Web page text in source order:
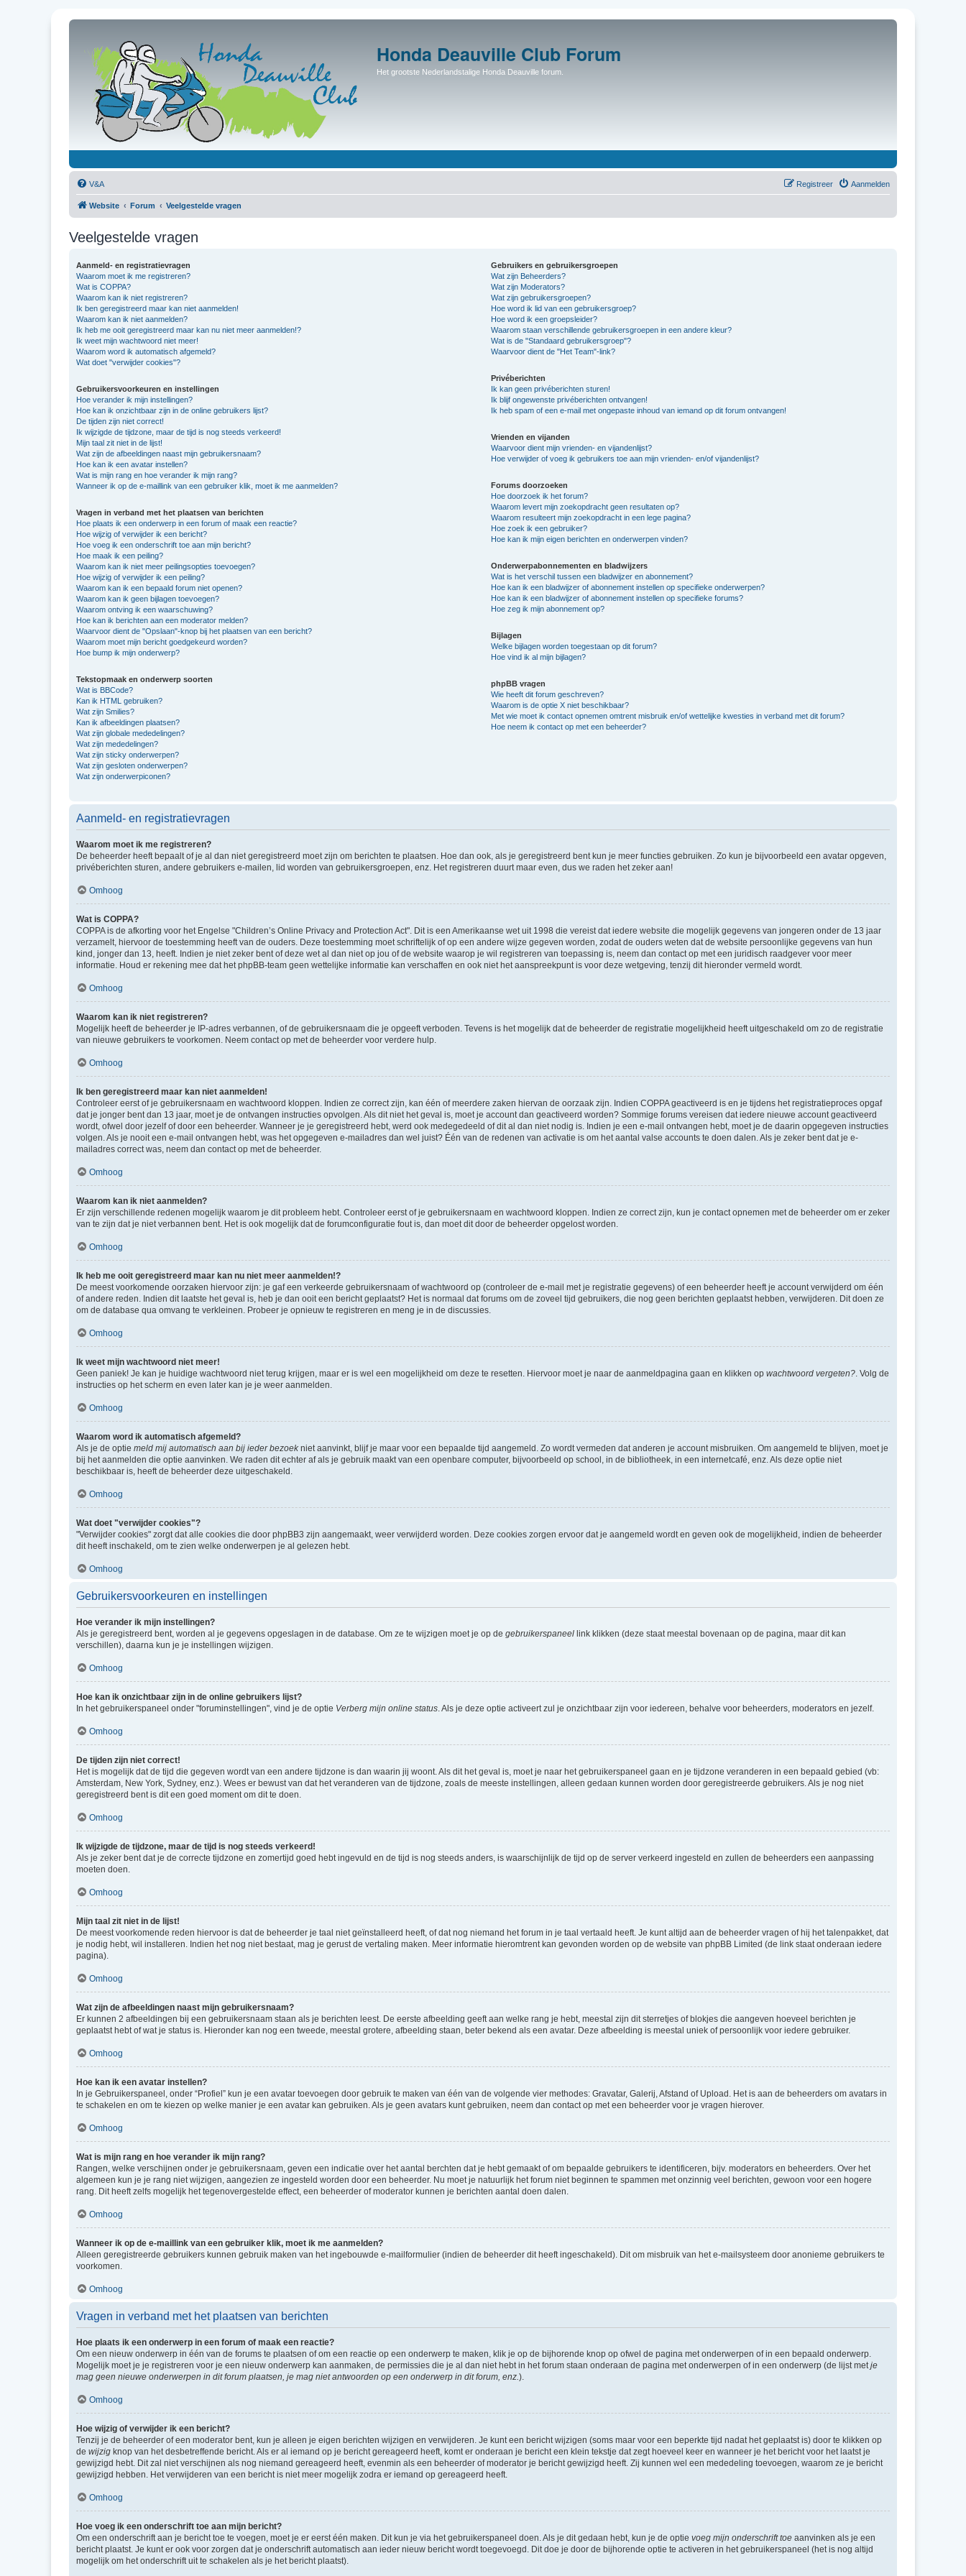
Honda Deauville Club Forum
Het grootste Nederlandstalige Honda Deauville forum.
V&A Aanmelden
Registreer
Website Forum Veelgestelde vragen
Veelgestelde vragen
Aanmeld- en registratievragen
Waarom moet ik me registreren?
Wat is COPPA?
Waarom kan ik niet registreren?
Ik ben geregistreerd maar kan niet aanmelden!
Waarom kan ik niet aanmelden?
Ik heb me ooit geregistreerd maar kan nu niet meer aanmelden!?
Ik weet mijn wachtwoord niet meer!
Waarom word ik automatisch afgemeld?
Wat doet "verwijder cookies"?
Gebruikersvoorkeuren en instellingen
Hoe verander ik mijn instellingen?
Hoe kan ik onzichtbaar zijn in de online gebruikers lijst?
De tijden zijn niet correct!
Ik wijzigde de tijdzone, maar de tijd is nog steeds verkeerd!
Mijn taal zit niet in de lijst!
Wat zijn de afbeeldingen naast mijn gebruikersnaam?
Hoe kan ik een avatar instellen?
Wat is mijn rang en hoe verander ik mijn rang?
Wanneer ik op de e-maillink van een gebruiker klik, moet ik me aanmelden?
Vragen in verband met het plaatsen van berichten
Hoe plaats ik een onderwerp in een forum of maak een reactie?
Hoe wijzig of verwijder ik een bericht?
Hoe voeg ik een onderschrift toe aan mijn bericht?
Hoe maak ik een peiling?
Waarom kan ik niet meer peilingsopties toevoegen?
Hoe wijzig of verwijder ik een peiling?
Waarom kan ik een bepaald forum niet openen?
Waarom kan ik geen bijlagen toevoegen?
Waarom ontving ik een waarschuwing?
Hoe kan ik berichten aan een moderator melden?
Waarvoor dient de "Opslaan"-knop bij het plaatsen van een bericht?
Waarom moet mijn bericht goedgekeurd worden?
Hoe bump ik mijn onderwerp?
Tekstopmaak en onderwerp soorten
Wat is BBCode?
Kan ik HTML gebruiken?
Wat zijn Smilies?
Kan ik afbeeldingen plaatsen?
Wat zijn globale mededelingen?
Wat zijn mededelingen?
Wat zijn sticky onderwerpen?
Wat zijn gesloten onderwerpen?
Wat zijn onderwerpiconen?
Gebruikers en gebruikersgroepen
Wat zijn Beheerders?
Wat zijn Moderators?
Wat zijn gebruikersgroepen?
Hoe word ik lid van een gebruikersgroep?
Hoe word ik een groepsleider?
Waarom staan verschillende gebruikersgroepen in een andere kleur?
Wat is de "Standaard gebruikersgroep"?
Waarvoor dient de "Het Team"-link?
Privéberichten
Ik kan geen privéberichten sturen!
Ik blijf ongewenste privéberichten ontvangen!
Ik heb spam of een e-mail met ongepaste inhoud van iemand op dit forum ontvangen!
Vrienden en vijanden
Waarvoor dient mijn vrienden- en vijandenlijst?
Hoe verwijder of voeg ik gebruikers toe aan mijn vrienden- en/of vijandenlijst?
Forums doorzoeken
Hoe doorzoek ik het forum?
Waarom levert mijn zoekopdracht geen resultaten op?
Waarom resulteert mijn zoekopdracht in een lege pagina?
Hoe zoek ik een gebruiker?
Hoe kan ik mijn eigen berichten en onderwerpen vinden?
Onderwerpabonnementen en bladwijzers
Wat is het verschil tussen een bladwijzer en abonnement?
Hoe kan ik een bladwijzer of abonnement instellen op specifieke onderwerpen?
Hoe kan ik een bladwijzer of abonnement instellen op specifieke forums?
Hoe zeg ik mijn abonnement op?
Bijlagen
Welke bijlagen worden toegestaan op dit forum?
Hoe vind ik al mijn bijlagen?
phpBB vragen
Wie heeft dit forum geschreven?
Waarom is de optie X niet beschikbaar?
Met wie moet ik contact opnemen omtrent misbruik en/of wettelijke kwesties in verband met dit forum?
Hoe neem ik contact op met een beheerder?
Aanmeld- en registratievragen
Waarom moet ik me registreren?
De beheerder heeft bepaalt of je al dan niet geregistreerd moet zijn om berichten te plaatsen. Hoe dan ook, als je geregistreerd bent kun je meer functies gebruiken. Zo kun je bijvoorbeeld een avatar opgeven,
privéberichten sturen, andere gebruikers e-mailen, lid worden van gebruikersgroepen, enz. Het registreren duurt maar even, dus we raden het zeker aan!
Omhoog
Wat is COPPA?
COPPA is de afkorting voor het Engelse "Children’s Online Privacy and Protection Act". Dit is een Amerikaanse wet uit 1998 die vereist dat iedere website die mogelijk gegevens van jongeren onder de 13 jaar
verzamelt, hiervoor de toestemming heeft van de ouders. Deze toestemming moet schriftelijk of op een andere wijze gegeven worden, zodat de ouders weten dat de website persoonlijke gegevens van hun
kind, jonger dan 13, heeft. Indien je niet zeker bent of deze wet al dan niet op jou of de website waarop je wil registreren van toepassing is, neem dan contact op met een juridisch raadgever voor meer
informatie. Houd er rekening mee dat het phpBB-team geen wettelijke informatie kan verschaffen en ook niet het aanspreekpunt is voor deze wetgeving, tenzij dit hieronder vermeld wordt.
Omhoog
Waarom kan ik niet registreren?
Mogelijk heeft de beheerder je IP-adres verbannen, of de gebruikersnaam die je opgeeft verboden. Tevens is het mogelijk dat de beheerder de registratie mogelijkheid heeft uitgeschakeld om zo de registratie
van nieuwe gebruikers te voorkomen. Neem contact op met de beheerder voor verdere hulp.
Omhoog
Ik ben geregistreerd maar kan niet aanmelden!
Controleer eerst of je gebruikersnaam en wachtwoord kloppen. Indien ze correct zijn, kan één of meerdere zaken hiervan de oorzaak zijn. Indien COPPA geactiveerd is en je tijdens het registratieproces opgaf
dat je jonger bent dan 13 jaar, moet je de ontvangen instructies opvolgen. Als dit niet het geval is, moet je account dan geactiveerd worden? Sommige forums vereisen dat iedere nieuwe account geactiveerd
wordt, ofwel door jezelf of door een beheerder. Wanneer je je geregistreerd hebt, werd ook medegedeeld of dit al dan niet nodig is. Indien je een e-mail ontvangen hebt, moet je de daarin opgegeven instructies
volgen. Als je nooit een e-mail ontvangen hebt, was het opgegeven e-mailadres dan wel juist? Één van de redenen van activatie is om het aantal valse accounts te doen dalen. Als je zeker bent dat je e-
mailadres correct was, neem dan contact op met de beheerder.
Omhoog
Waarom kan ik niet aanmelden?
Er zijn verschillende redenen mogelijk waarom je dit probleem hebt. Controleer eerst of je gebruikersnaam en wachtwoord kloppen. Indien ze correct zijn, kun je contact opnemen met de beheerder om er zeker
van te zijn dat je niet verbannen bent. Het is ook mogelijk dat de forumconfiguratie fout is, dan moet dit door de beheerder opgelost worden.
Omhoog
Ik heb me ooit geregistreerd maar kan nu niet meer aanmelden!?
De meest voorkomende oorzaken hiervoor zijn: je gaf een verkeerde gebruikersnaam of wachtwoord op (controleer de e-mail met je registratie gegevens) of een beheerder heeft je account verwijderd om één
of andere reden. Indien dit laatste het geval is, heb je dan ooit een bericht geplaatst? Het is normaal dat forums om de zoveel tijd gebruikers, die nog geen berichten geplaatst hebben, verwijderen. Dit doen ze
om de database qua omvang te verkleinen. Probeer je opnieuw te registreren en meng je in de discussies.
Omhoog
Ik weet mijn wachtwoord niet meer!
Geen paniek! Je kan je huidige wachtwoord niet terug krijgen, maar er is wel een mogelijkheid om deze te resetten. Hiervoor moet je naar de aanmeldpagina gaan en klikken op wachtwoord vergeten?. Volg de
instructies op het scherm en even later kan je je weer aanmelden.
Omhoog
Waarom word ik automatisch afgemeld?
Als je de optie meld mij automatisch aan bij ieder bezoekniet aanvinkt, blijf je maar voor een bepaalde tijd aangemeld. Zo wordt vermeden dat anderen je account misbruiken. Om aangemeld te blijven, moet je
bij het aanmelden die optie aanvinken. We raden dit echter af als je gebruik maakt van een openbare computer, bijvoorbeeld op school, in de bibliotheek, in een internetcafé, enz. Als deze optie niet
beschikbaar is, heeft de beheerder deze uitgeschakeld.
Omhoog
Wat doet "verwijder cookies"?
"Verwijder cookies" zorgt dat alle cookies die door phpBB3 zijn aangemaakt, weer verwijderd worden. Deze cookies zorgen ervoor dat je aangemeld wordt en geven ook de mogelijkheid, indien de beheerder
dit heeft inschakeld, om te zien welke onderwerpen je al gelezen hebt.
Omhoog
Gebruikersvoorkeuren en instellingen
Hoe verander ik mijn instellingen?
Als je geregistreerd bent, worden al je gegevens opgeslagen in de database. Om ze te wijzigen moet je op de gebruikerspaneel link klikken (deze staat meestal bovenaan op de pagina, maar dit kan
verschillen), daarna kun je je instellingen wijzigen.
Omhoog
Hoe kan ik onzichtbaar zijn in de online gebruikers lijst?
In het gebruikerspaneel onder "foruminstellingen", vind je de optie Verberg mijn online status. Als je deze optie activeert zul je onzichtbaar zijn voor iedereen, behalve voor beheerders, moderators en jezelf.
Omhoog
De tijden zijn niet correct!
Het is mogelijk dat de tijd die gegeven wordt van een andere tijdzone is dan waarin jij woont. Als dit het geval is, moet je naar het gebruikerspaneel gaan en je tijdzone veranderen in een bepaald gebied (vb:
Amsterdam, New York, Sydney, enz.). Wees er bewust van dat het veranderen van de tijdzone, zoals de meeste instellingen, alleen gedaan kunnen worden door geregistreerde gebruikers. Als je nog niet
geregistreerd bent is dit een goed moment om dit te doen.
Omhoog
Ik wijzigde de tijdzone, maar de tijd is nog steeds verkeerd!
Als je zeker bent dat je de correcte tijdzone en zomertijd goed hebt ingevuld en de tijd is nog steeds anders, is waarschijnlijk de tijd op de server verkeerd ingesteld en zullen de beheerders een aanpassing
moeten doen.
Omhoog
Mijn taal zit niet in de lijst!
De meest voorkomende reden hiervoor is dat de beheerder je taal niet geïnstalleerd heeft, of dat nog niemand het forum in je taal vertaald heeft. Je kunt altijd aan de beheerder vragen of hij het talenpakket, dat
je nodig hebt, wil installeren. Indien het nog niet bestaat, mag je gerust de vertaling maken. Meer informatie hieromtrent kan gevonden worden op de website van phpBB Limited (de link staat onderaan iedere
pagina).
Omhoog
Wat zijn de afbeeldingen naast mijn gebruikersnaam?
Er kunnen 2 afbeeldingen bij een gebruikersnaam staan als je berichten leest. De eerste afbeelding geeft aan welke rang je hebt, meestal zijn dit sterretjes of blokjes die aangeven hoeveel berichten je
geplaatst hebt of wat je status is. Hieronder kan nog een tweede, meestal grotere, afbeelding staan, beter bekend als een avatar. Deze afbeelding is meestal uniek of persoonlijk voor iedere gebruiker.
Omhoog
Hoe kan ik een avatar instellen?
In je Gebruikerspaneel, onder “Profiel” kun je een avatar toevoegen door gebruik te maken van één van de volgende vier methodes: Gravatar, Galerij, Afstand of Upload. Het is aan de beheerders om avatars in
te schakelen en om te kiezen op welke manier je een avatar kan gebruiken. Als je geen avatars kunt gebruiken, neem dan contact op met een beheerder voor je vragen hierover.
Omhoog
Wat is mijn rang en hoe verander ik mijn rang?
Rangen, welke verschijnen onder je gebruikersnaam, geven een indicatie over het aantal berchten dat je hebt gemaakt of om bepaalde gebruikers te identificeren, bijv. moderators en beheerders. Over het
algemeen kun je je rang niet wijzigen, aangezien ze ingesteld worden door een beheerder. Nu moet je natuurlijk het forum niet beginnen te spammen met onzinnig veel berichten, gewoon voor een hogere
rang. Dit heeft zelfs mogelijk het tegenovergestelde effect, een beheerder of moderator kunnen je berichten aantal doen dalen.
Omhoog
Wanneer ik op de e-maillink van een gebruiker klik, moet ik me aanmelden?
Alleen geregistreerde gebruikers kunnen gebruik maken van het ingebouwde e-mailformulier (indien de beheerder dit heeft ingeschakeld). Dit om misbruik van het e-mailsysteem door anonieme gebruikers te
voorkomen.
Omhoog
Vragen in verband met het plaatsen van berichten
Hoe plaats ik een onderwerp in een forum of maak een reactie?
Om een nieuw onderwerp in één van de forums te plaatsen of om een reactie op een onderwerp te maken, klik je op de bijhorende knop op ofwel de pagina met onderwerpen of in een bepaald onderwerp.
Mogelijk moet je je registreren voor je een nieuw onderwerp kan aanmaken, de permissies die je al dan niet hebt in het forum staan onderaan de pagina met onderwerpen of in een onderwerp (de lijst metje
mag geen nieuwe onderwerpen in dit forum plaatsen, je mag niet antwoorden op een onderwerp in dit forum, enz.).
Omhoog
Hoe wijzig of verwijder ik een bericht?
Tenzij je de beheerder of een moderator bent, kun je alleen je eigen berichten wijzigen en verwijderen. Je kunt een bericht wijzigen (soms maar voor een beperkte tijd nadat het geplaatst is) door te klikken op
de wijzig knop van het desbetreffende bericht. Als er al iemand op je bericht gereageerd heeft, komt er onderaan je bericht een klein tekstje dat zegt hoeveel keer en wanneer je het bericht voor het laatst je
gewijzigd hebt. Dit zal niet verschijnen als nog niemand gereageerd heeft, evenmin als een beheerder of moderator je bericht gewijzigd heeft. Zij kunnen wel een mededeling toevoegen, waarom ze je bericht
gewijzigd hebben. Het verwijderen van een bericht is niet meer mogelijk zodra er iemand op gereageerd heeft.
Omhoog
Hoe voeg ik een onderschrift toe aan mijn bericht?
Om een onderschrift aan je bericht toe te voegen, moet je er eerst één maken. Dit kun je via het gebruikerspaneel doen. Als je dit gedaan hebt, kun je de optie voeg mijn onderschrift toe aanvinken als je een
bericht plaatst. Je kunt er ook voor zorgen dat je onderschrift automatisch aan ieder nieuw bericht wordt toegevoegd. Dit doe je door de bijhorende optie te activeren in het gebruikerspaneel (het is nog altijd
mogelijk om het onderschrift uit te schakelen als je het bericht plaatst).